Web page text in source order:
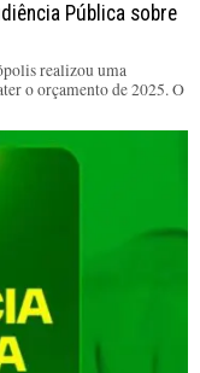
Pública sobre
realizou uma
o orçamento de 2025. O